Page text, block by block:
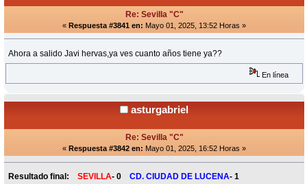
Re: Sevilla "C"
« Respuesta #3841 en: Mayo 01, 2025, 13:52 Horas »
Ahora a salido Javi hervas,ya ves cuanto años tiene ya??
En línea
asturgabriel
Re: Sevilla "C"
« Respuesta #3842 en: Mayo 01, 2025, 16:52 Horas »
Resultado final: SEVILLA- 0CD. CIUDAD DE LUCENA- 1